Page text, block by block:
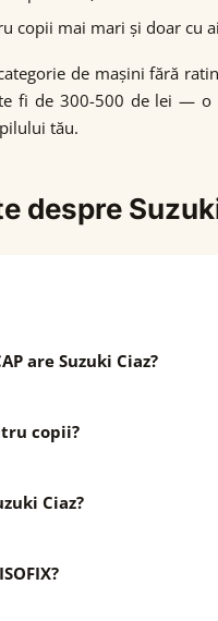
copii mai mari și doar cu
de mașini fără
fi de 300-500 de lei — o
tău.
despre
are Suzuki Ciaz?
copii?
Ciaz?